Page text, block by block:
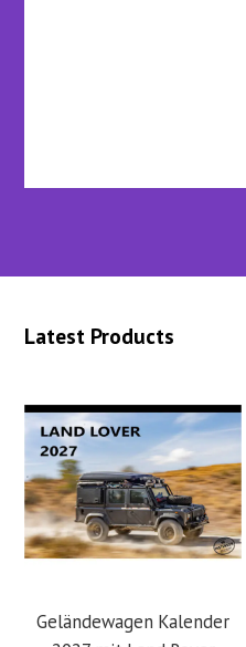
Latest Products
Geländewagen Kalender